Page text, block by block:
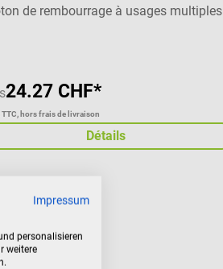
de rembourrage à usages multiples
24.27 CHF*
TTC, hors frais de livraison
Détails
Impressum
personalisieren
weitere